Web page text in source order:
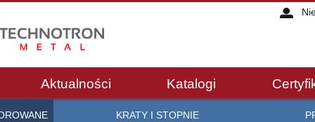
KRATY I STOPNIE
Aktualności Katalogi